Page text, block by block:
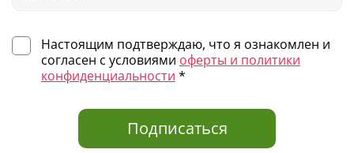
получайте книги для детей с доставкой по всей России.
Настоящим подтверждаю, что я ознакомлен и
согласен с условиями оферты и политики
конфиденциальности *
Подписаться